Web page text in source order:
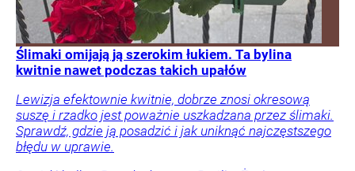
Ślimaki omijają ją szerokim łukiem. Ta bylina
kwitnie nawet podczas takich upałów
Lewizja efektownie kwitnie, dobrze znosi okresową
suszę i rzadko jest poważnie uszkadzana przez ślimaki.
Sprawdź, gdzie ją posadzić i jak uniknąć najczęstszego
błędu w uprawie.